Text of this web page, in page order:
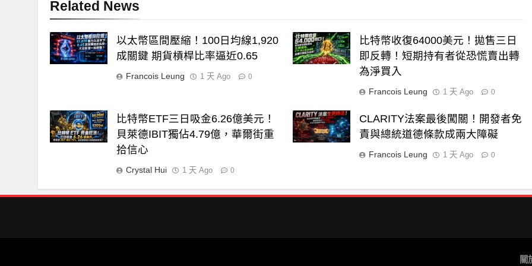
Related News
以太幣區間壓縮！100日均線1,920
成關鍵 期貨槓桿比率逼近0.65
Francois Leung 1 天 Ago 0
比特幣收復64000美元！拋售三日
即反轉！短期持有者從恐慌賣出轉
為淨買入
Francois Leung 1 天 Ago 0
比特幣ETF三日吸金6.26億美元！
貝萊德IBIT獨佔4.79億，華爾街重
拾信心
Crystal Hui 1 天 Ago 0
CLARITY法案最後闖關！開發者免
責與總統道德條款成兩大障礙
Francois Leung 1 天 Ago 0
關